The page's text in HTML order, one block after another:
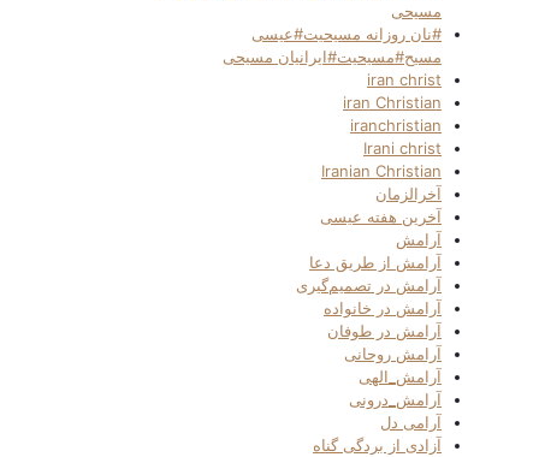
مسیحی
#نان روزانه مسیحیت#عیسی
مسیح#مسیحیت#ایرانیان مسیحی
iran christ
iran Christian
iranchristian
Irani christ
Iranian Christian
آخرالزمان
آخرین هفته عیسی
آرامش
آرامش از طریق دعا
آرامش در تصمیم‌گیری
آرامش در خانواده
آرامش در طوفان
آرامش روحانی
آرامش_الهی
آرامش_درونی
آرامی دل
آزادی از بردگی گناه